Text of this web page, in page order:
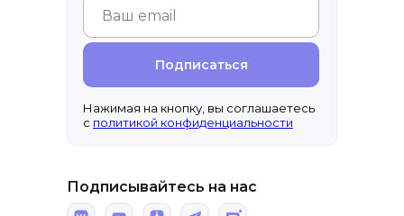
Подписывайтесь на нас
Подписаться
Нажимая на кнопку, вы соглашаетесь
с политикой конфиденциальности